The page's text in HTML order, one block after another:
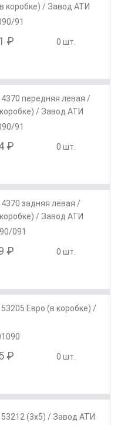
коробке) / Завод АТИ
91
₽ 0 шт.
передняя левая /
/ Завод АТИ
91
₽ 0 шт.
задняя левая /
/ Завод АТИ
091
₽ 0 шт.
Евро (в коробке) /
₽ 0 шт.
(3х5) / Завод АТИ